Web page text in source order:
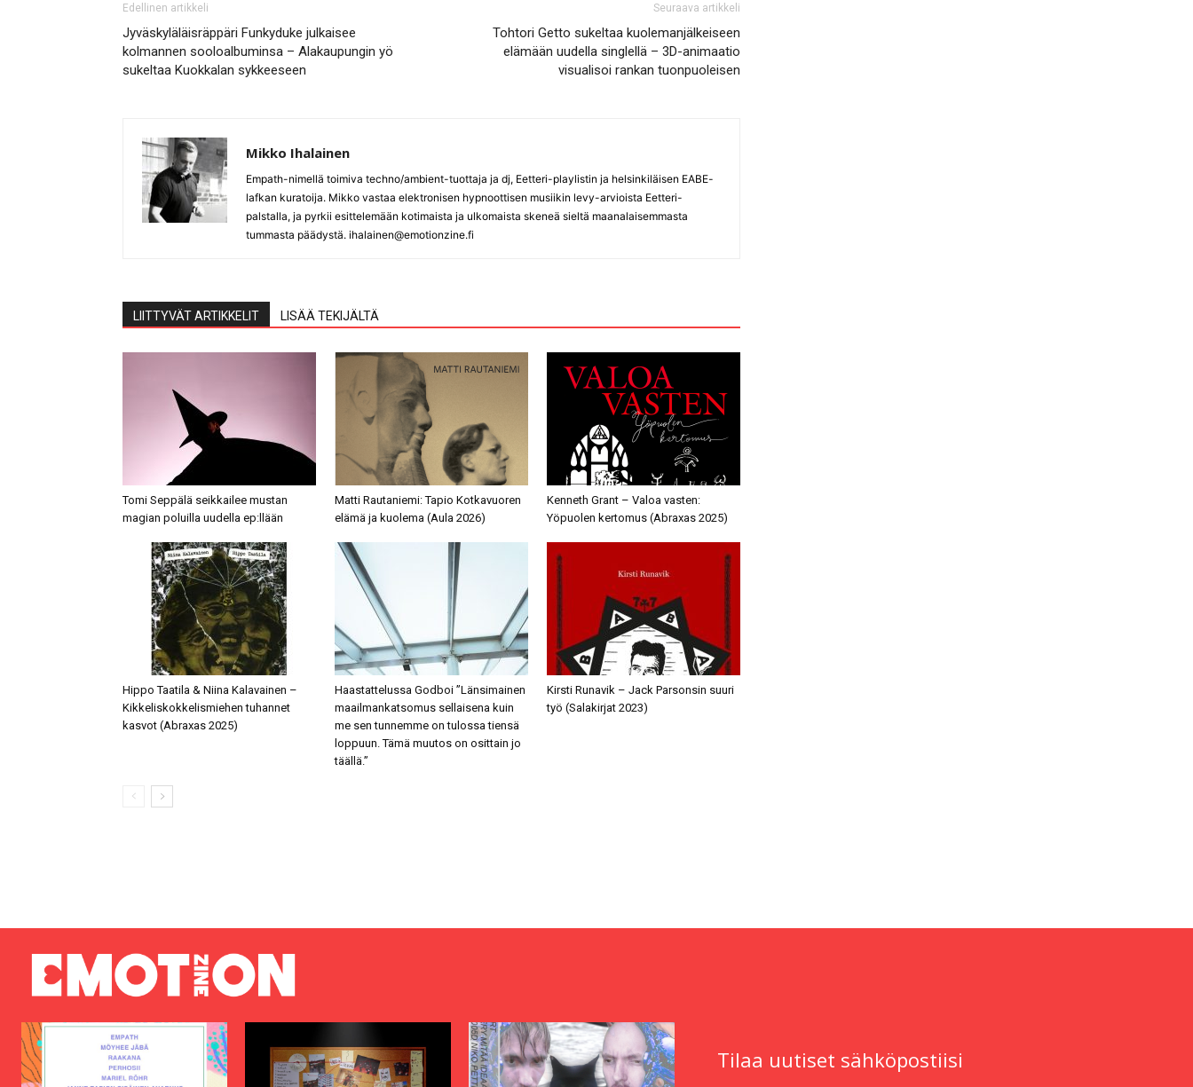
Edellinen artikkeli
Jyväskyläläisräppäri Funkyduke julkaisee
kolmannen sooloalbuminsa – Alakaupungin yö
sukeltaa Kuokkalan sykkeeseen
Seuraava artikkeli
Tohtori Getto sukeltaa kuolemanjälkeiseen
elämään uudella singlellä – 3D-animaatio
visualisoi rankan tuonpuoleisen
Mikko Ihalainen
Empath-nimellä toimiva techno/ambient-tuottaja ja dj, Eetteri-playlistin ja helsinkiläisen EABE-
lafkan kuratoija. Mikko vastaa elektronisen hypnoottisen musiikin levy-arvioista Eetteri-
palstalla, ja pyrkii esittelemään kotimaista ja ulkomaista skeneä sieltä maanalaisemmasta
tummasta päädystä. ihalainen@emotionzine.fi
LIITTYVÄT ARTIKKELIT LISÄÄ TEKIJÄLTÄ
Tomi Seppälä seikkailee mustan
magian poluilla uudella ep:llään
Matti Rautaniemi: Tapio Kotkavuoren
elämä ja kuolema (Aula 2026)
Kenneth Grant – Valoa vasten:
Yöpuolen kertomus (Abraxas 2025)
Hippo Taatila & Niina Kalavainen –
Kikkeliskokkelismiehen tuhannet
kasvot (Abraxas 2025)
Haastattelussa Godboi ”Länsimainen
maailmankatsomus sellaisena kuin
me sen tunnemme on tulossa tiensä
loppuun. Tämä muutos on osittain jo
täällä.”
Kirsti Runavik – Jack Parsonsin suuri
työ (Salakirjat 2023)
Tilaa uutiset sähköpostiisi